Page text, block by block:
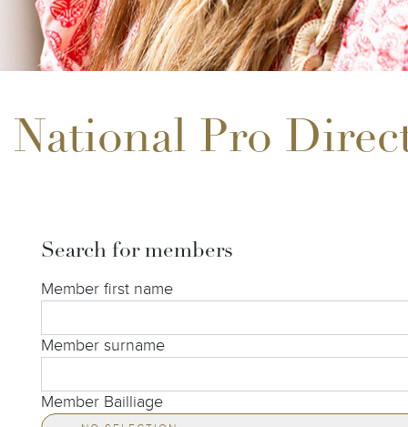
National Pro
Search for members
Member first name
Member surname
Member Bailliage